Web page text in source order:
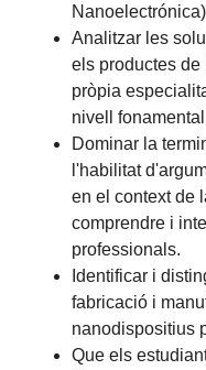
Nanoelectrónica)
Analitzar les
els productes
pròpia
nivell fonamental
Dominar la
l'habilitat
en el context de
comprendre i
professionals.
Identificar i
fabricació i
nanodispositius
Que els